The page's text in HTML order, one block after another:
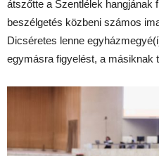
átszőtte a Szentlélek hangjának
beszélgetés közbeni számos
Dicséretes lenne
egymásra figyelést, a másiknak